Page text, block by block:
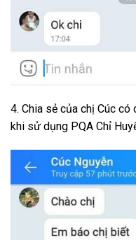
4. Chia sẻ của chị Cúc
khi sử dụng PQA Chỉ